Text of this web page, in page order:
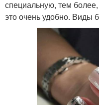
специальную, тем
это очень удобно. Виды